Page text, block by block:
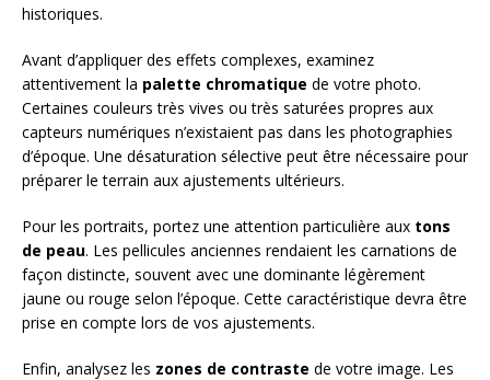
historiques.
Avant d’appliquer des effets complexes, examinez
attentivement la palette chromatique de votre photo.
Certaines couleurs très vives ou très saturées propres aux
capteurs numériques n’existaient pas dans les photographies
d’époque. Une désaturation sélective peut être nécessaire pour
préparer le terrain aux ajustements ultérieurs.
Pour les portraits, portez une attention particulière aux tons
de peau. Les pellicules anciennes rendaient les carnations de
façon distincte, souvent avec une dominante légèrement
jaune ou rouge selon l’époque. Cette caractéristique devra être
prise en compte lors de vos ajustements.
Enfin, analysez les zones de contraste de votre image. Les